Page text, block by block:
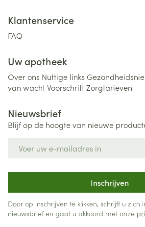
Klantenservice
FAQ
Uw apotheek
Over ons Nuttige links
van wachtVoorschriftZorgtarieven
Nieuwsbrief
Blijf op de hoogte van nieuwe
Inschrijven
Door op inschrijven te klikken, schrijft u zich
nieuwsbrief en gaat u akkoord met onze